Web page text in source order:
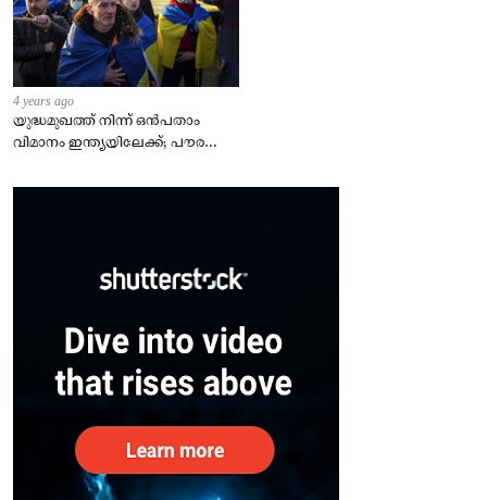
4 years ago
യുദ്ധമുഖത്ത് നിന്ന് ഒൻപതാം
വിമാനം ഇന്ത്യയിലേക്ക്; പൗരന്മാർ
– കേന്ദ്രം